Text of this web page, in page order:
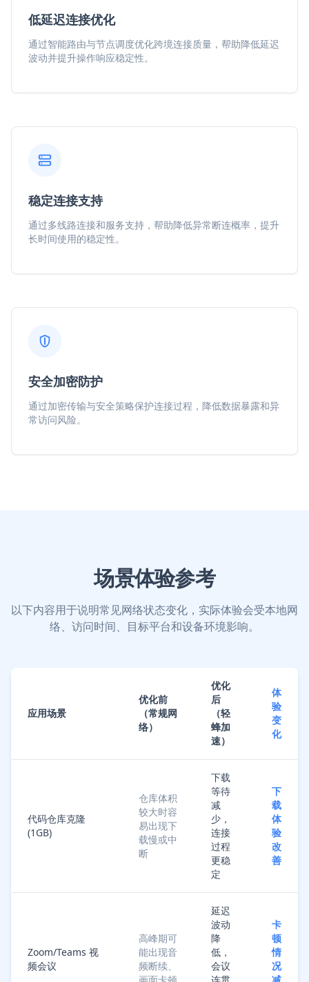
低延迟连接优化
通过智能路由与节点调度优化跨境连接质量，帮助降低延迟
波动并提升操作响应稳定性。
稳定连接支持
通过多线路连接和服务支持，帮助降低异常断连概率，提升
长时间使用的稳定性。
安全加密防护
通过加密传输与安全策略保护连接过程，降低数据暴露和异
常访问风险。
场景体验参考
以下内容用于说明常见网络状态变化，实际体验会受本地网
络、访问时间、目标平台和设备环境影响。
应用场景
优化前
（常规网
络）
优化
后
（轻
蜂加
速）
体
验
变
化
代码仓库克隆
(1GB)
仓库体积
较大时容
易出现下
载慢或中
断
下载
等待
减
少，
连接
过程
更稳
定
下
载
体
验
改
善
Zoom/Teams 视
频会议
高峰期可
能出现音
频断续、
延迟
波动
降
低，
会议
卡
顿
情
况